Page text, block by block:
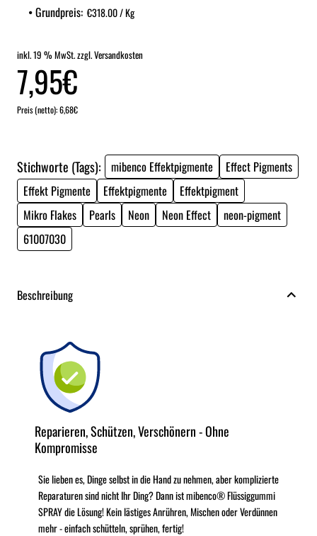
Grundpreis: €318.00 / Kg
inkl. 19 % MwSt. zzgl. Versandkosten
7,95€
Preis (netto): 6,68€
Stichworte (Tags): mibenco Effektpigmente
Effect Pigments
Effekt Pigmente
Effektpigmente
Effektpigment
Mikro Flakes
Pearls Neon Neon Effect
neon-pigment
61007030
Beschreibung
Reparieren, Schützen, Verschönern - Ohne
Kompromisse
Sie lieben es, Dinge selbst in die Hand zu nehmen, aber komplizierte
Reparaturen sind nicht Ihr Ding? Dann ist mibenco® Flüssiggummi
SPRAY die Lösung! Kein lästiges Anrühren, Mischen oder Verdünnen
mehr - einfach schütteln, sprühen, fertig!